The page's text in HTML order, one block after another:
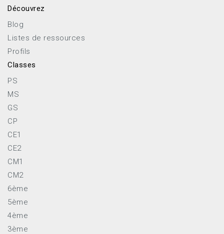
Découvrez
Blog
Listes de ressources
Profils
Classes
PS
MS
GS
CP
CE1
CE2
CM1
CM2
6ème
5ème
4ème
3ème